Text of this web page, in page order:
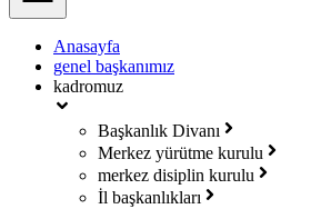
Anasayfa
genel başkanımız
kadromuz
Başkanlık Divanı
Merkez yürütme kurulu
merkez disiplin kurulu
İl başkanlıkları